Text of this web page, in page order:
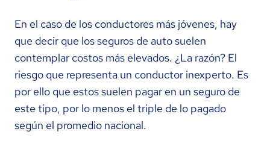
En el caso de los conductores más jóvenes, hay
que decir que los seguros de auto suelen
contemplar costos más elevados. ¿La razón? El
riesgo que representa un conductor inexperto. Es
por ello que estos suelen pagar en un seguro de
este tipo, por lo menos el triple de lo pagado
según el promedio nacional.